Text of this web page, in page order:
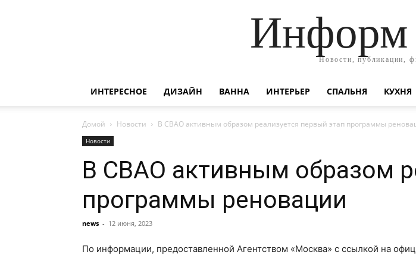
Информ
Новости, публикации,
ИНТЕРЕСНОЕ ДИЗАЙН ВАННА ИНТЕРЬЕР СПАЛЬНЯ КУХНЯ
Домой Новости В СВАО активным образом реализуется первый этап программы
Новости
В СВАО активным образом
программы реновации
news - 12 июня, 2023
По информации, предоставленной Агентством «Москва» с ссылкой на